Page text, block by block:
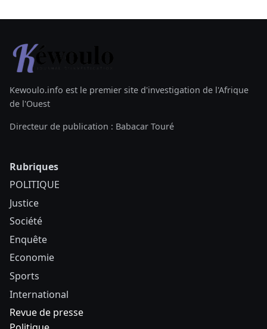
Kewoulo.info est le premier site d'investigation de l'Afrique
de l'Ouest
Directeur de publication : Babacar Touré
Rubriques
POLITIQUE
Justice
Société
Enquête
Economie
Sports
International
Revue de presse